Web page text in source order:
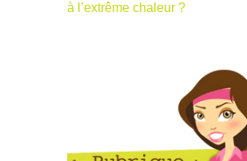
à l’extrême chaleur ?